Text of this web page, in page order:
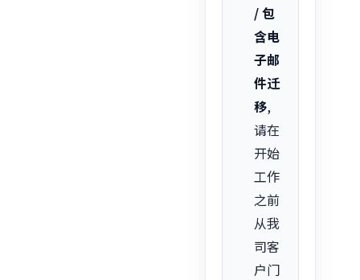
/ 包
含电
子邮
件迁
移,
请在
开始
工作
之前
从我
司客
户门